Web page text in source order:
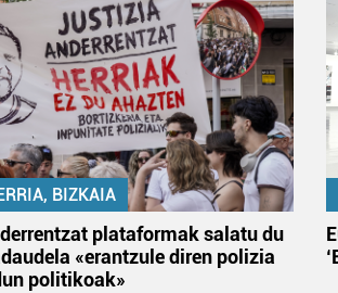
BIZKAIA
plataformak salatu du
«erantzule diren polizia
politikoak»